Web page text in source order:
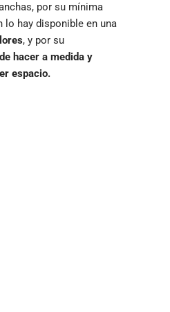
por su mínima
lo hay disponible en una
, y por su
hacer a medida y
espacio.